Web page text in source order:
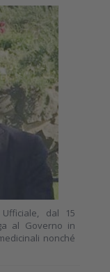
dal 15
al Governo in
nonché